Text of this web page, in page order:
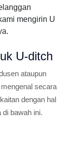
mengirin U
U-ditch
ataupun
secara
dengan hal
bawah ini.